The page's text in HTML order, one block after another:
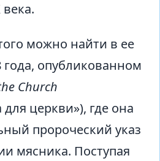
можно найти в ее
опубликованном
Church
церкви»), где она
пророческий указ
мясника. Поступая